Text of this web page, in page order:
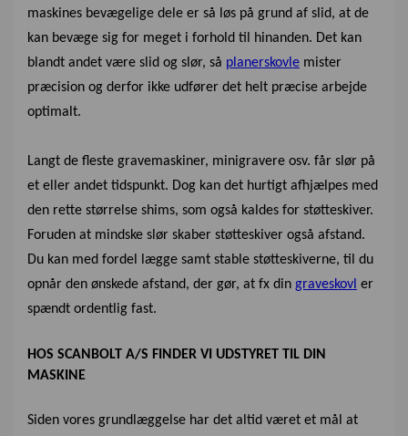
maskines bevægelige dele er så løs på grund af slid, at de
kan bevæge sig for meget i forhold til hinanden. Det kan
blandt andet være slid og slør, så planerskovle mister
præcision og derfor ikke udfører det helt præcise arbejde
optimalt.
Langt de fleste gravemaskiner, minigravere osv. får slør på
et eller andet tidspunkt. Dog kan det hurtigt afhjælpes med
den rette størrelse shims, som også kaldes for støtteskiver.
Foruden at mindske slør skaber støtteskiver også afstand.
Du kan med fordel lægge samt stable støtteskiverne, til du
opnår den ønskede afstand, der gør, at fx din graveskovl er
spændt ordentlig fast.
HOS SCANBOLT A/S FINDER VI UDSTYRET TIL DIN
MASKINE
Siden vores grundlæggelse har det altid været et mål at